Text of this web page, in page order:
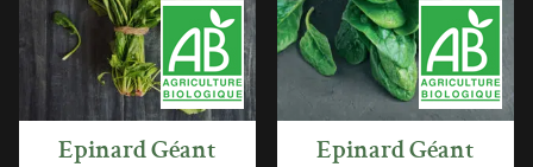
Epinard Géant
APERÇU
RAPIDE
Epinard Géant
APERÇU
RAPIDE